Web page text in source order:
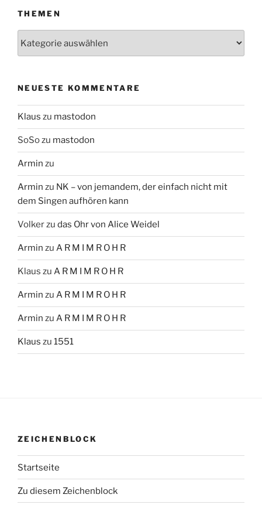
THEMEN
NEUESTE KOMMENTARE
Klaus zu mastodon
SoSozu mastodon
Armin zu
Armin zu NK – von jemandem, der einfach nicht mit
dem Singen aufhören kann
Volkerzu das Ohr von Alice Weidel
Armin zu A R M I M R O H R
Klaus zu A R M I M R O H R
Armin zu A R M I M R O H R
Armin zu A R M I M R O H R
Klaus zu 1551
ZEICHENBLOCK
Startseite
Zu diesem Zeichenblock